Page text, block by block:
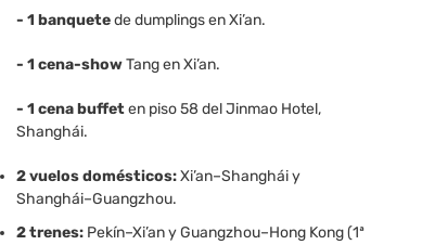
- 1 banquetede dumplings en Xi’an.
- 1 cena-showTang en Xi’an.
- 1 cena buffeten piso 58 del Jinmao Hotel,
Shanghái.
2 vuelos domésticos:Xi’an–Shanghái y
Shanghái–Guangzhou.
2 trenes: Pekín–Xi’an y Guangzhou–Hong Kong (1ª